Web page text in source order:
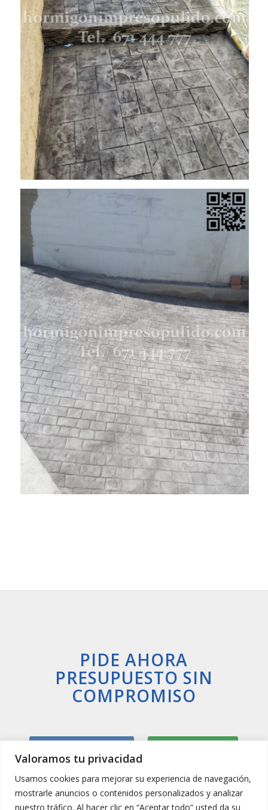
Valoramos tu privacidad
Usamos cookies para mejorar su experiencia de navegación,
mostrarle anuncios o contenidos personalizados y analizar
nuestro tráfico. Al hacer clic en “Aceptar todo” usted da su
PIDE AHORA
PRESUPUESTO SIN
COMPROMISO